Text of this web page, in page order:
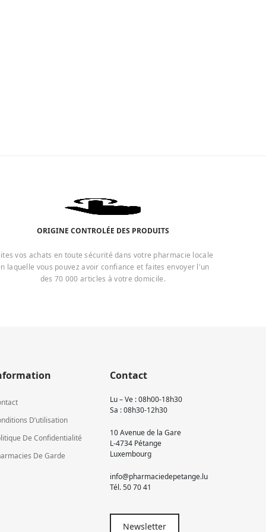
ORIGINE CONTROLÉE DES PRODUITS
vos achats en toute sécurité dans votre pharmacie locale
laquelle vous pouvez avoir confiance et faites envoyer l'un
des 70 000 articles à votre domicile.
D’utilisation
De Confidentialité
De Garde
Contact
Lu – Ve : 08h00-18h30
Sa : 08h30-12h30
10 Avenue de la Gare
L-4734 Pétange
Luxembourg
info@pharmaciedepetange.lu
Tél.50 70 41
Newsletter